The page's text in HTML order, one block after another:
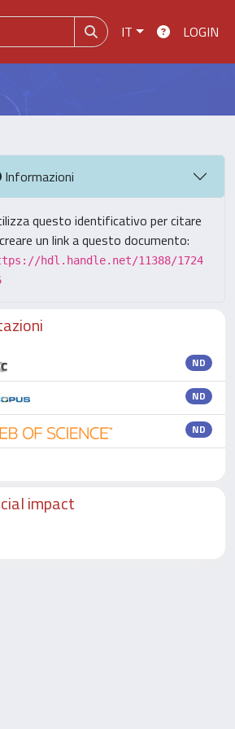
IT LOGIN
Informazioni
questo identificativo per citare
un link a questo documento:
hdl.handle.net/11388/1724
ND
ND
ND
impact